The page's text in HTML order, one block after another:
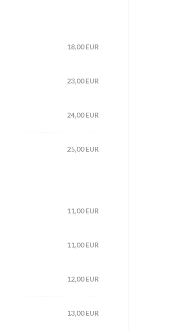
18,00 EUR
23,00 EUR
24,00 EUR
25,00 EUR
11,00 EUR
11,00 EUR
12,00 EUR
13,00 EUR